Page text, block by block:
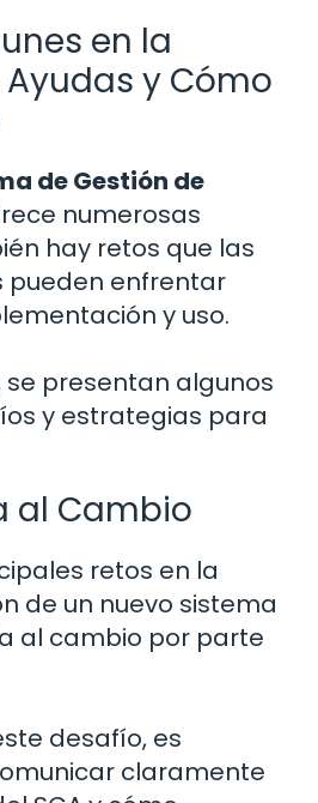
en la
y Cómo
de Gestión de
numerosas
hay retos que las
pueden enfrentar
y uso.
se presentan algunos
y estrategias para
al Cambio
retos en la
de un nuevo sistema
al cambio por parte
desafío, es
claramente